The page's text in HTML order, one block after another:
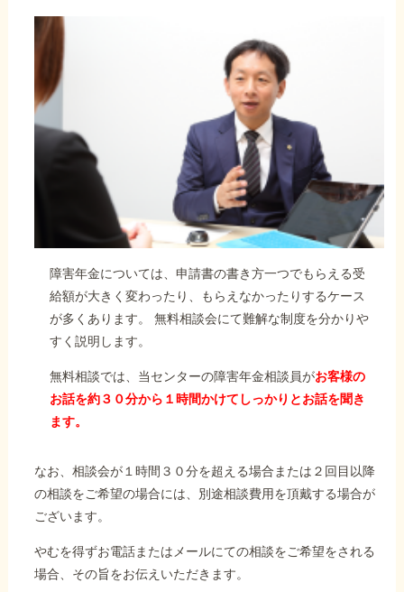
障害年金については、申請書の書き方一つでもらえる受
給額が大きく変わったり、もらえなかったりするケース
が多くあります。 無料相談会にて難解な制度を分かりや
すく説明します。
無料相談では、当センターの障害年金相談員がお客様の
お話を約３０分から１時間かけてしっかりとお話を聞き
ます。
なお、相談会が１時間３０分を超える場合または２回目以降
の相談をご希望の場合には、別途相談費用を頂戴する場合が
ございます。
やむを得ずお電話またはメールにての相談をご希望をされる
場合、その旨をお伝えいただきます。